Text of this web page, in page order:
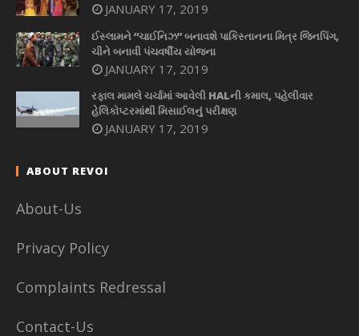
JANUARY 17, 2019
ઈસ્લામને “ચાઈનિઝ” બનાવશે પાકિસ્તાનના મિત્ર જિનપિંગ,
ચીને બનાવી પંચવર્ષીય યોજના
JANUARY 17, 2019
રફાલ મામલે ચર્ચામાં આવેલી HALની કમાલ, પહેલીવાર
હેલિકોપ્ટરમાંથી મિસાઈલનું પરીક્ષણ
JANUARY 17, 2019
ABOUT REVOI
About-Us
Privacy Policy
Complaints Redressal
Contact-Us